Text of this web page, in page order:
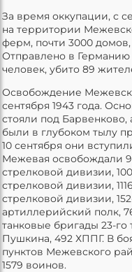
За время оккупации, с
на территории
ферм, почти 3000 домов,
Отправлено в
человек, убито 89
Освобождение
сентября 1943 года.
стояли под
были в глубоком тылу
10 сентября они
Межевая освобождали
стрелковой дивизии,
стрелковой дивизии,
стрелковой дивизии,
артиллерийский полк,
танковые бригады 23-го
Пушкина, 492 ХППГ. В
пунктов Межевского
1579 воинов.